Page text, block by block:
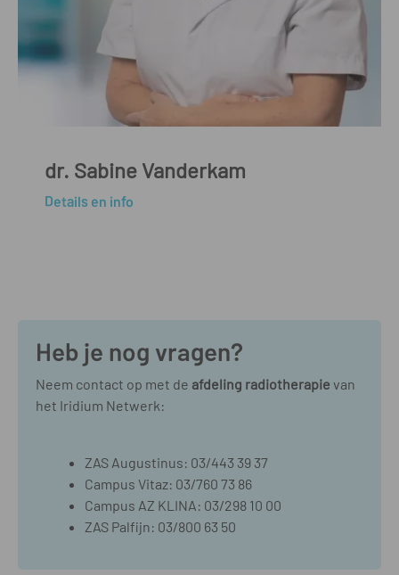
dr. Sabine Vanderkam
Details en info
Heb je nog vragen?
Neem contact op met de afdeling radiotherapie van
het Iridium Netwerk:
ZAS Augustinus: 03/443 39 37
Campus Vitaz: 03/760 73 86
Campus AZ KLINA: 03/298 10 00
ZAS Palfijn: 03/800 63 50